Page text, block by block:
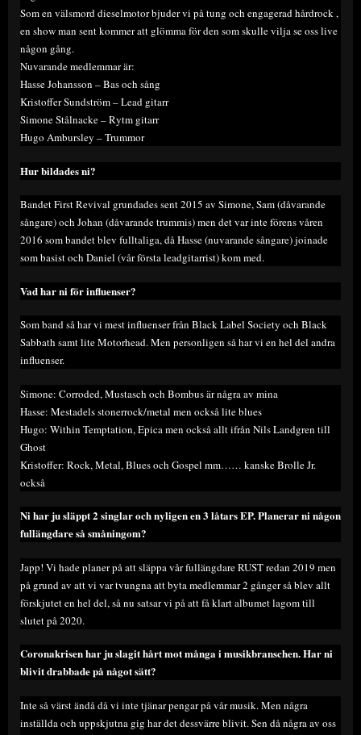
Som en välsmord dieselmotor bjuder vi på tung och engagerad hårdrock ,
en show man sent kommer att glömma för den som skulle vilja se oss live
någon gång.
Nuvarande medlemmar är:
Hasse Johansson – Bas och sång
Kristoffer Sundström – Lead gitarr
Simone Stålnacke – Rytm gitarr
Hugo Ambursley – Trummor
Hur bildades ni?
Bandet First Revival grundades sent 2015 av Simone, Sam (dåvarande
sångare) och Johan (dåvarande trummis) men det var inte förens våren
2016 som bandet blev fulltaliga, då Hasse (nuvarande sångare) joinade
som basist och Daniel (vår första leadgitarrist) kom med.
Vad har ni för influenser?
Som band så har vi mest influenser från Black Label Society och Black
Sabbath samt lite Motorhead. Men personligen så har vi en hel del andra
influenser.
Simone: Corroded, Mustasch och Bombus är några av mina
Hasse: Mestadels stonerrock/metal men också lite blues
Hugo: Within Temptation, Epica men också allt ifrån Nils Landgren till
Ghost
Kristoffer: Rock, Metal, Blues och Gospel mm…… kanske Brolle Jr.
också
Ni har ju släppt 2 singlar och nyligen en 3 låtars EP. Planerar ni någon
fullängdare så småningom?
Japp! Vi hade planer på att släppa vår fullängdare RUST redan 2019 men
på grund av att vi var tvungna att byta medlemmar 2 gånger så blev allt
förskjutet en hel del, så nu satsar vi på att få klart albumet lagom till
slutet på 2020.
Coronakrisen har ju slagit hårt mot många i musikbranschen. Har ni
blivit drabbade på något sätt?
Inte så värst ändå då vi inte tjänar pengar på vår musik. Men några
inställda och uppskjutna gig har det dessvärre blivit. Sen då några av oss